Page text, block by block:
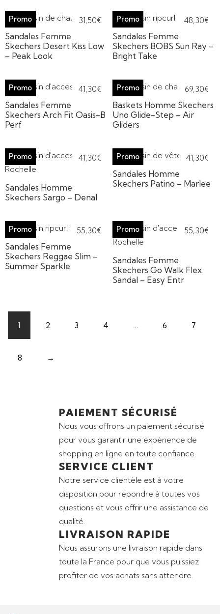
Sandales Femme
Skechers Desert Kiss Low
– Peak Look
31,50€
Sandales Femme
Skechers BOBS Sun Ray –
Bright Take
48,30€
Sandales Femme
Skechers Arch Fit Oasis-B
Perf
41,30€
Baskets Homme Skechers
Uno Glide-Step – Air
Gliders
69,30€
Sandales Homme
Skechers Sargo – Denal
41,30€
Sandales Homme
Skechers Patino – Marlee
41,30€
Sandales Femme
Skechers Reggae Slim –
Summer Sparkle
55,30€
Sandales Femme
Skechers Go Walk Flex
Sandal – Easy Entr
55,30€
1 2 3 4 … 6 7
8 →
PAIEMENT SÉCURISÉ
Nous vous offrons un paiement sécurisé
pour vous garantir une expérience de
shopping en ligne en toute confiance.
SERVICE CLIENT
Notre service clientèle est à votre
disposition pour répondre à toutes vos
questions et vous offrir une assistance de
qualité.
LIVRAISON RAPIDE
Nous assurons une livraison rapide dans
toute la France pour que vous puissiez
profiter de vos achats sans attendre.